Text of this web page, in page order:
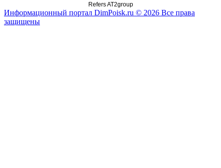
Refers AT2group
Информационный портал DimPoisk.ru © 2026 Все права
защищены